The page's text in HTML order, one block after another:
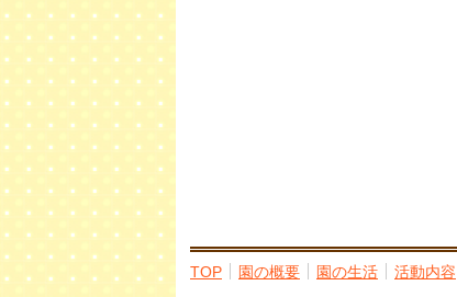
TOP 園の概要 園の生活 活動内容